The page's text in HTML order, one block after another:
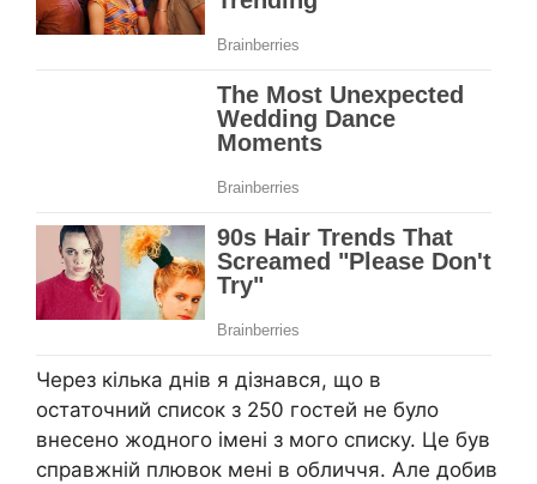
Через кілька днів я дізнався, що в
остаточний список з 250 гостей не було
внесено жодного імені з мого списку. Це був
справжній плювок мені в обличчя. Але добив